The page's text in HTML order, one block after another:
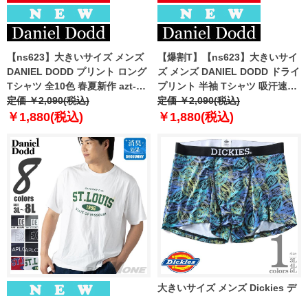
【ns623】大きいサイズ メンズ
DANIEL DODD プリント ロング
Tシャツ 全10色 春夏新作 azt-
2601pt1 【fre】
定価 ￥2,090(税込)
￥1,880(税込)
【爆割T】【ns623】大きいサイ
ズ メンズ DANIEL DODD ドライ
プリント 半袖 Tシャツ 吸汗速乾
春夏新作 azt-2602dry2 【fre】
定価 ￥2,090(税込)
￥1,880(税込)
大きいサイズ メンズ Dickies デ